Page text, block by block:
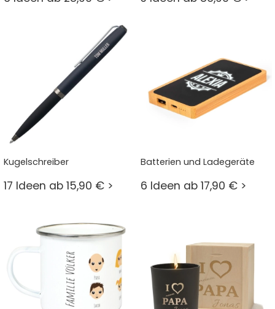
Kugelschreiber
17 Ideen ab 15,90 € >
Batterien und Ladegeräte
6 Ideen ab 17,90 € >